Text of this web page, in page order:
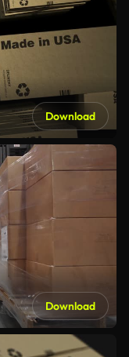
Download
Download